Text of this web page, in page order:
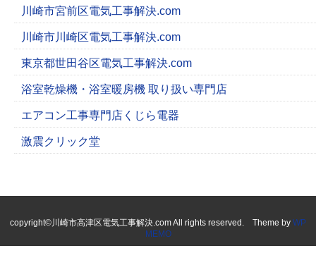
川崎市宮前区電気工事解決.com
川崎市川崎区電気工事解決.com
東京都世田谷区電気工事解決.com
浴室乾燥機・浴室暖房機 取り扱い専門店
エアコン工事専門店くじら電器
激震クリック堂
copyright©川崎市高津区電気工事解決.com All rights reserved. Theme by WP
MEMO